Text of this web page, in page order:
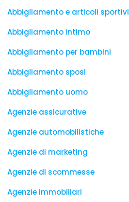
Abbigliamento e articoli sportivi
Abbigliamento intimo
Abbigliamento per bambini
Abbigliamento sposi
Abbigliamento uomo
Agenzie assicurative
Agenzie automobilistiche
Agenzie di marketing
Agenzie di scommesse
Agenzie immobiliari